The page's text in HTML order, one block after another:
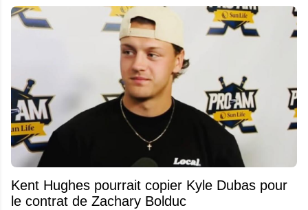
Kent Hughes pourrait copier Kyle Dubas pour
le contrat de Zachary Bolduc